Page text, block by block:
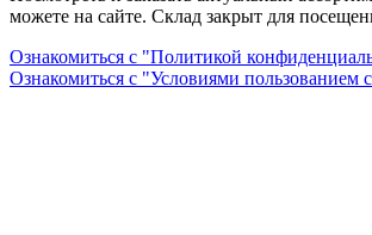
можете на сайте. Склад закрыт для
Ознакомиться с "Политикой
Ознакомиться с "Условиями пользованием